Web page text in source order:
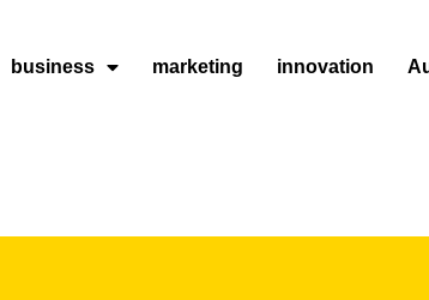
business marketing innovation